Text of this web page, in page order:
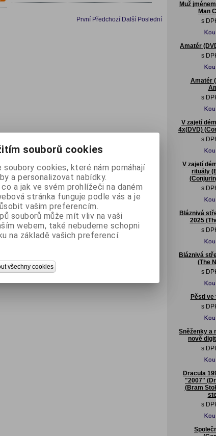
První Předchozí Další Poslední
Muž
Man
s
Amatér
s
Amatér
s
V zajetí
4x(DVD)
s
V zajetí
rituály
s
Bláznivá
2025
s
Bláznivá
(The
s
Pěsti ve
s
Sněženky a
nově
s
Dracula
"2007"
(Bram
s
souborů cookies
soubory cookies, které nám pomáhají
a personalizovat nabídky.
a jak ve svém prohlížeči na daném
stránka funguje podle vás a je
vašim preferencím.
souborů může mít vliv na vaši
webem, také nebudeme schopni
na základě vašich preferencí.
všechny cookies